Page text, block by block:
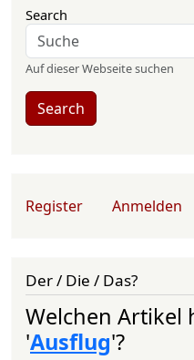
Search
Auf dieser Webseite suchen
Search
User account menu
Register Anmelden
Der / Die / Das?
Welchen Artikel
'Ausflug'?